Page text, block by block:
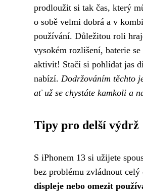
prodloužit si tak čas, který
o sobě velmi dobrá a v
používání. Důležitou roli
vysokém rozlišení, baterie
aktivit! Stačí si pohlídat jas
nabízí. Dodržováním těchto
ať už se chystáte kamkoli a
Tipy pro delší výdrž
S iPhonem 13 si užijete
bez problému zvládnout
displeje nebo omezit